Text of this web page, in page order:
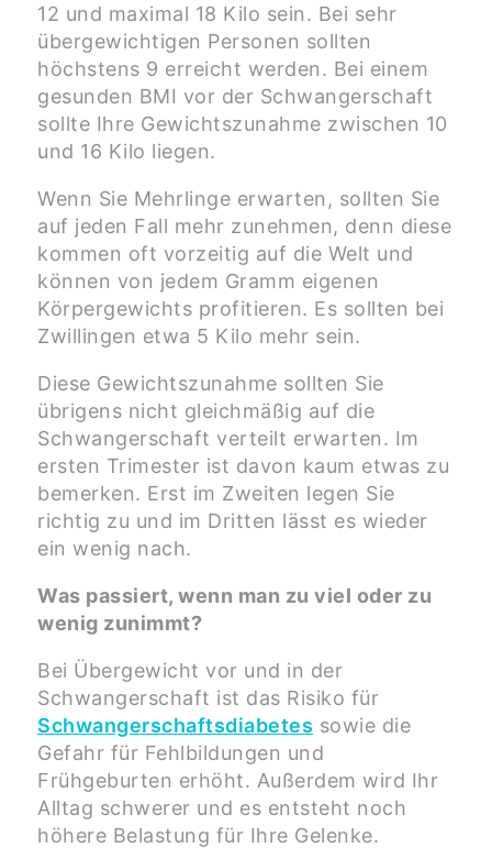
12 und maximal 18 Kilo sein. Bei sehr
übergewichtigen Personen sollten
höchstens 9 erreicht werden. Bei einem
gesunden BMI vor der Schwangerschaft
sollte Ihre Gewichtszunahme zwischen 10
und 16 Kilo liegen.
Wenn Sie Mehrlinge erwarten, sollten Sie
auf jeden Fall mehr zunehmen, denn diese
kommen oft vorzeitig auf die Welt und
können von jedem Gramm eigenen
Körpergewichts profitieren. Es sollten bei
Zwillingen etwa 5 Kilo mehr sein.
Diese Gewichtszunahme sollten Sie
übrigens nicht gleichmäßig auf die
Schwangerschaft verteilt erwarten. Im
ersten Trimester ist davon kaum etwas zu
bemerken. Erst im Zweiten legen Sie
richtig zu und im Dritten lässt es wieder
ein wenig nach.
Was passiert, wenn man zu viel oder zu
wenig zunimmt?
Bei Übergewicht vor und in der
Schwangerschaft ist das Risiko für
Schwangerschaftsdiabetes sowie die
Gefahr für Fehlbildungen und
Frühgeburten erhöht. Außerdem wird Ihr
Alltag schwerer und es entsteht noch
höhere Belastung für Ihre Gelenke.